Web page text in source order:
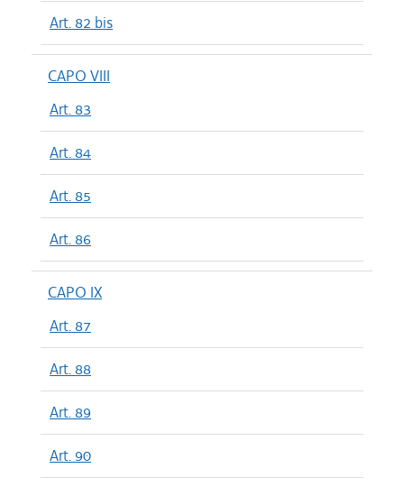
Art. 82 bis
CAPO VIII
Art. 83
Art. 84
Art. 85
Art. 86
CAPO IX
Art. 87
Art. 88
Art. 89
Art. 90